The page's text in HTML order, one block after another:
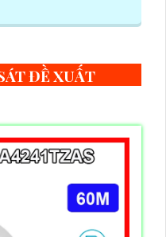
ĐỀ XUẤT